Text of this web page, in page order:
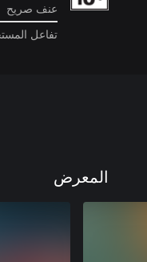
عنف صريح
تفاعل
المعرض